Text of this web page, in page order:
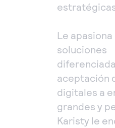
Le
soluciones
aceptación
digitales a
grandes y
Karisty le